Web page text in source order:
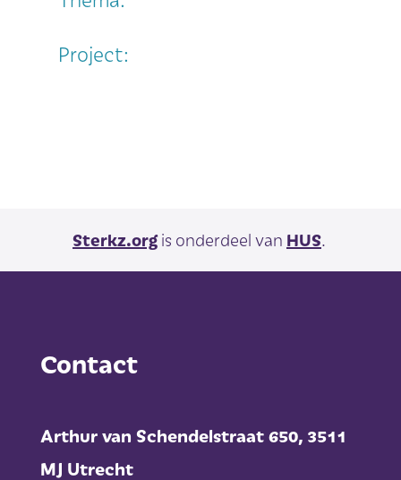
Project:
Sterkz.orgis onderdeel van HUS.
Contact
Arthur van Schendelstraat 650, 3511
MJ Utrecht